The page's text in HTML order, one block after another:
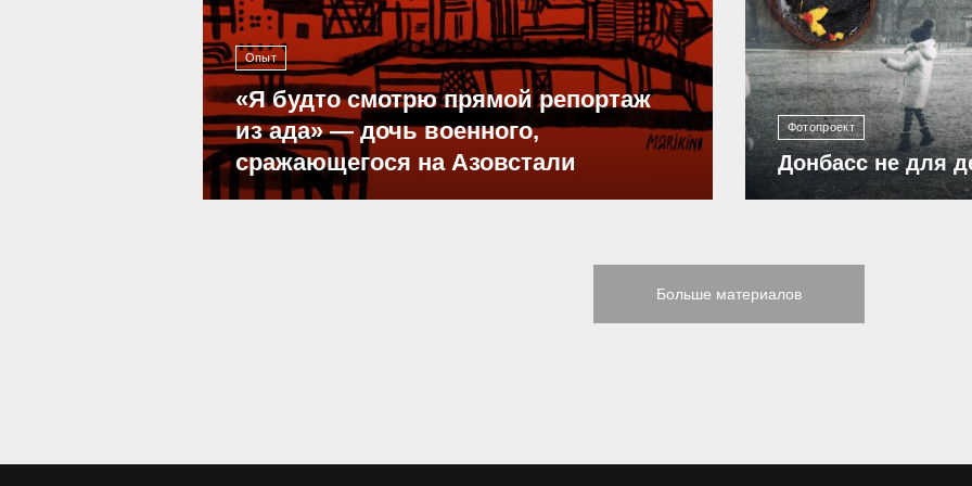
Опыт
«Я будто смотрю прямой репортаж
из ада» — дочь военного,
сражающегося на Азовстали
Фотопроект
Донбасс не для
12 298
Больше материалов